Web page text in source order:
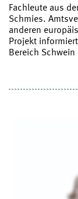
Fachleute aus
Schmies.
anderen
Projekt
Bereich Schwein